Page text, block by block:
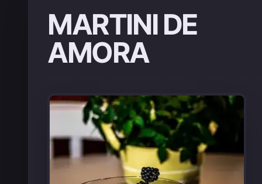
MARTINI DE
AMORA